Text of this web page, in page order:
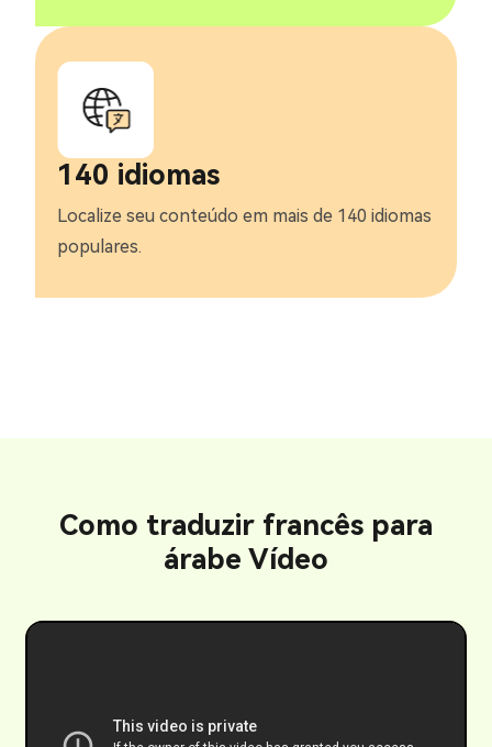
140 idiomas
Localize seu conteúdo em mais de 140 idiomas
populares.
Como traduzir francês para
árabe Vídeo